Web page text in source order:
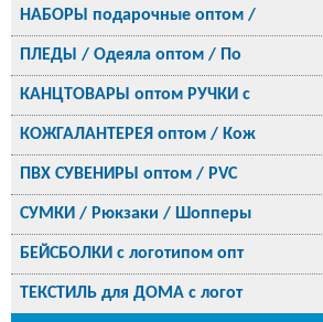
НАБОРЫ подарочные оптом /
ПЛЕДЫ / Одеяла оптом / По
КАНЦТОВАРЫ оптом РУЧКИ с
КОЖГАЛАНТЕРЕЯ оптом / Кож
ПВХ СУВЕНИРЫ оптом / PVC
СУМКИ / Рюкзаки / Шопперы
БЕЙСБОЛКИ с логотипом опт
ТЕКСТИЛЬ для ДОМА с логот